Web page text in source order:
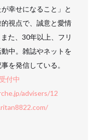
幸せになること」と
視点で、誠意と愛情
た、30年以上、フリ
中。雑誌やネットを
を発信している。
付中
advisers/12